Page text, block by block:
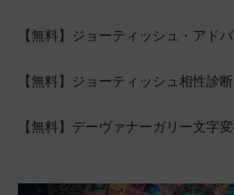
【無料】ジョーティッシュ・アド
【無料】ジョーティッシュ相性診
【無料】デーヴァナーガリー文字